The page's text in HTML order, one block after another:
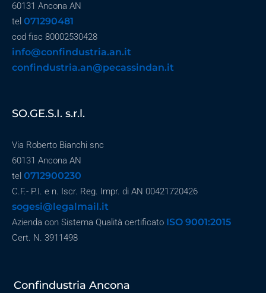
60131 Ancona AN
tel 071290481
cod fisc 80002530428
info@confindustria.an.it
confindustria.an@pecassindan.it
SO.GE.S.I. s.r.l.
Via Roberto Bianchi snc
60131 Ancona AN
tel 0712900230
C.F.- P.I. e n. Iscr. Reg. Impr. di AN 00421720426
sogesi@legalmail.it
Azienda con Sistema Qualità certificato ISO 9001:2015
Cert. N. 3911498
Confindustria Ancona